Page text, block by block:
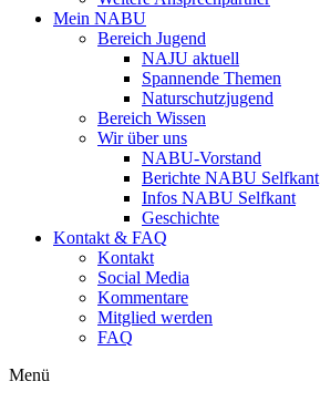
Mein NABU
Bereich Jugend
NAJU aktuell
Spannende Themen
Naturschutzjugend
Bereich Wissen
Wir über uns
NABU-Vorstand
Berichte NABU Selfkant
Infos NABU Selfkant
Geschichte
Kontakt & FAQ
Kontakt
Social Media
Kommentare
Mitglied werden
FAQ
Menü